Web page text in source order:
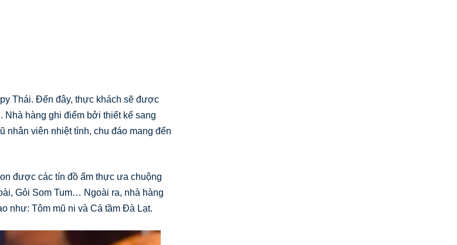
Thái. Đến đây, thực khách sẽ được
hàng ghi điểm bởi thiết kế sang
nhân viên nhiệt tình, chu đáo mang đến
được các tín đồ ẩm thực ưa chuộng
Gỏi Som Tum… Ngoài ra, nhà hàng
như: Tôm mũ ni và Cá tầm Đà Lạt.